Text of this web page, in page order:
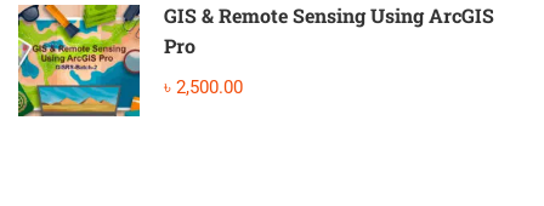
GIS & Remote Sensing Using ArcGIS
Pro
৳ 2,500.00